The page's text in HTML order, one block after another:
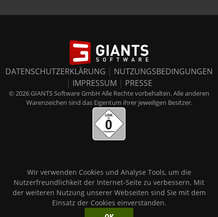
DATENSCHUTZERKLÄRUNG | NUTZUNGSBEDINGUNGEN
| IMPRESSUM | PRESSE
© 2026 GIANTS Software GmbH Alle Rechte vorbehalten. Alle anderen
Warenzeichen sind das Eigentum ihrer jeweiligen Besitzer.
Wir verwenden Cookies und Analyse Tools, um die
Nutzerfreundlichkeit der Internet-Seite zu verbessern. Mit
der weiteren Nutzung unserer Webseiten sind Sie mit dem
Einsatz der Cookies einverstanden.